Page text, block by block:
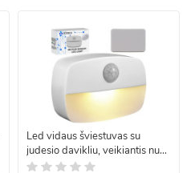
Led vidaus šviestuvas su
judesio davikliu, veikiantis nuo
baterijų